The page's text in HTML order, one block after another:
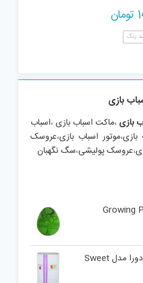
تومان
رنگ
بازی
بازی،ماکت اسباب بازی،اسباب
،موتور اسباب بازی،عروسک
،عروسک پولیشی،سگ نگهبان
ست اسباب بازی یخچال ساید دورا مدل Sweet